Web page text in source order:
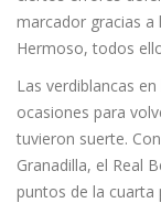
marcador gracias a
Hermoso, todos
Las verdiblancas
ocasiones para
tuvieron suerte.
Granadilla, el Real
puntos de la cuarta